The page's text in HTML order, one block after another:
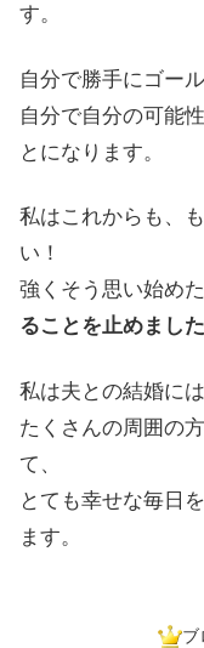
す。
自分で勝手にゴー
自分で自分の可能
とになります。
私はこれからも、
い！
強くそう思い始め
ることを止めました
私は夫との結婚に
たくさんの周囲の
て、
とても幸せな毎日
ます。
ブ